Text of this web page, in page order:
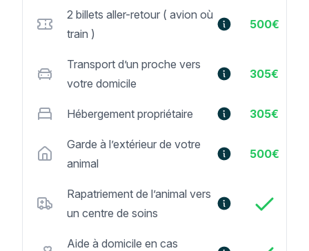
2 billets aller-retour ( avion où
train )
500€
Transport d’un proche vers
votre domicile
305€
Hébergement propriétaire 305€
Garde à l’extérieur de votre
animal
500€
Rapatriement de l’animal vers
un centre de soins
Aide à domicile en cas